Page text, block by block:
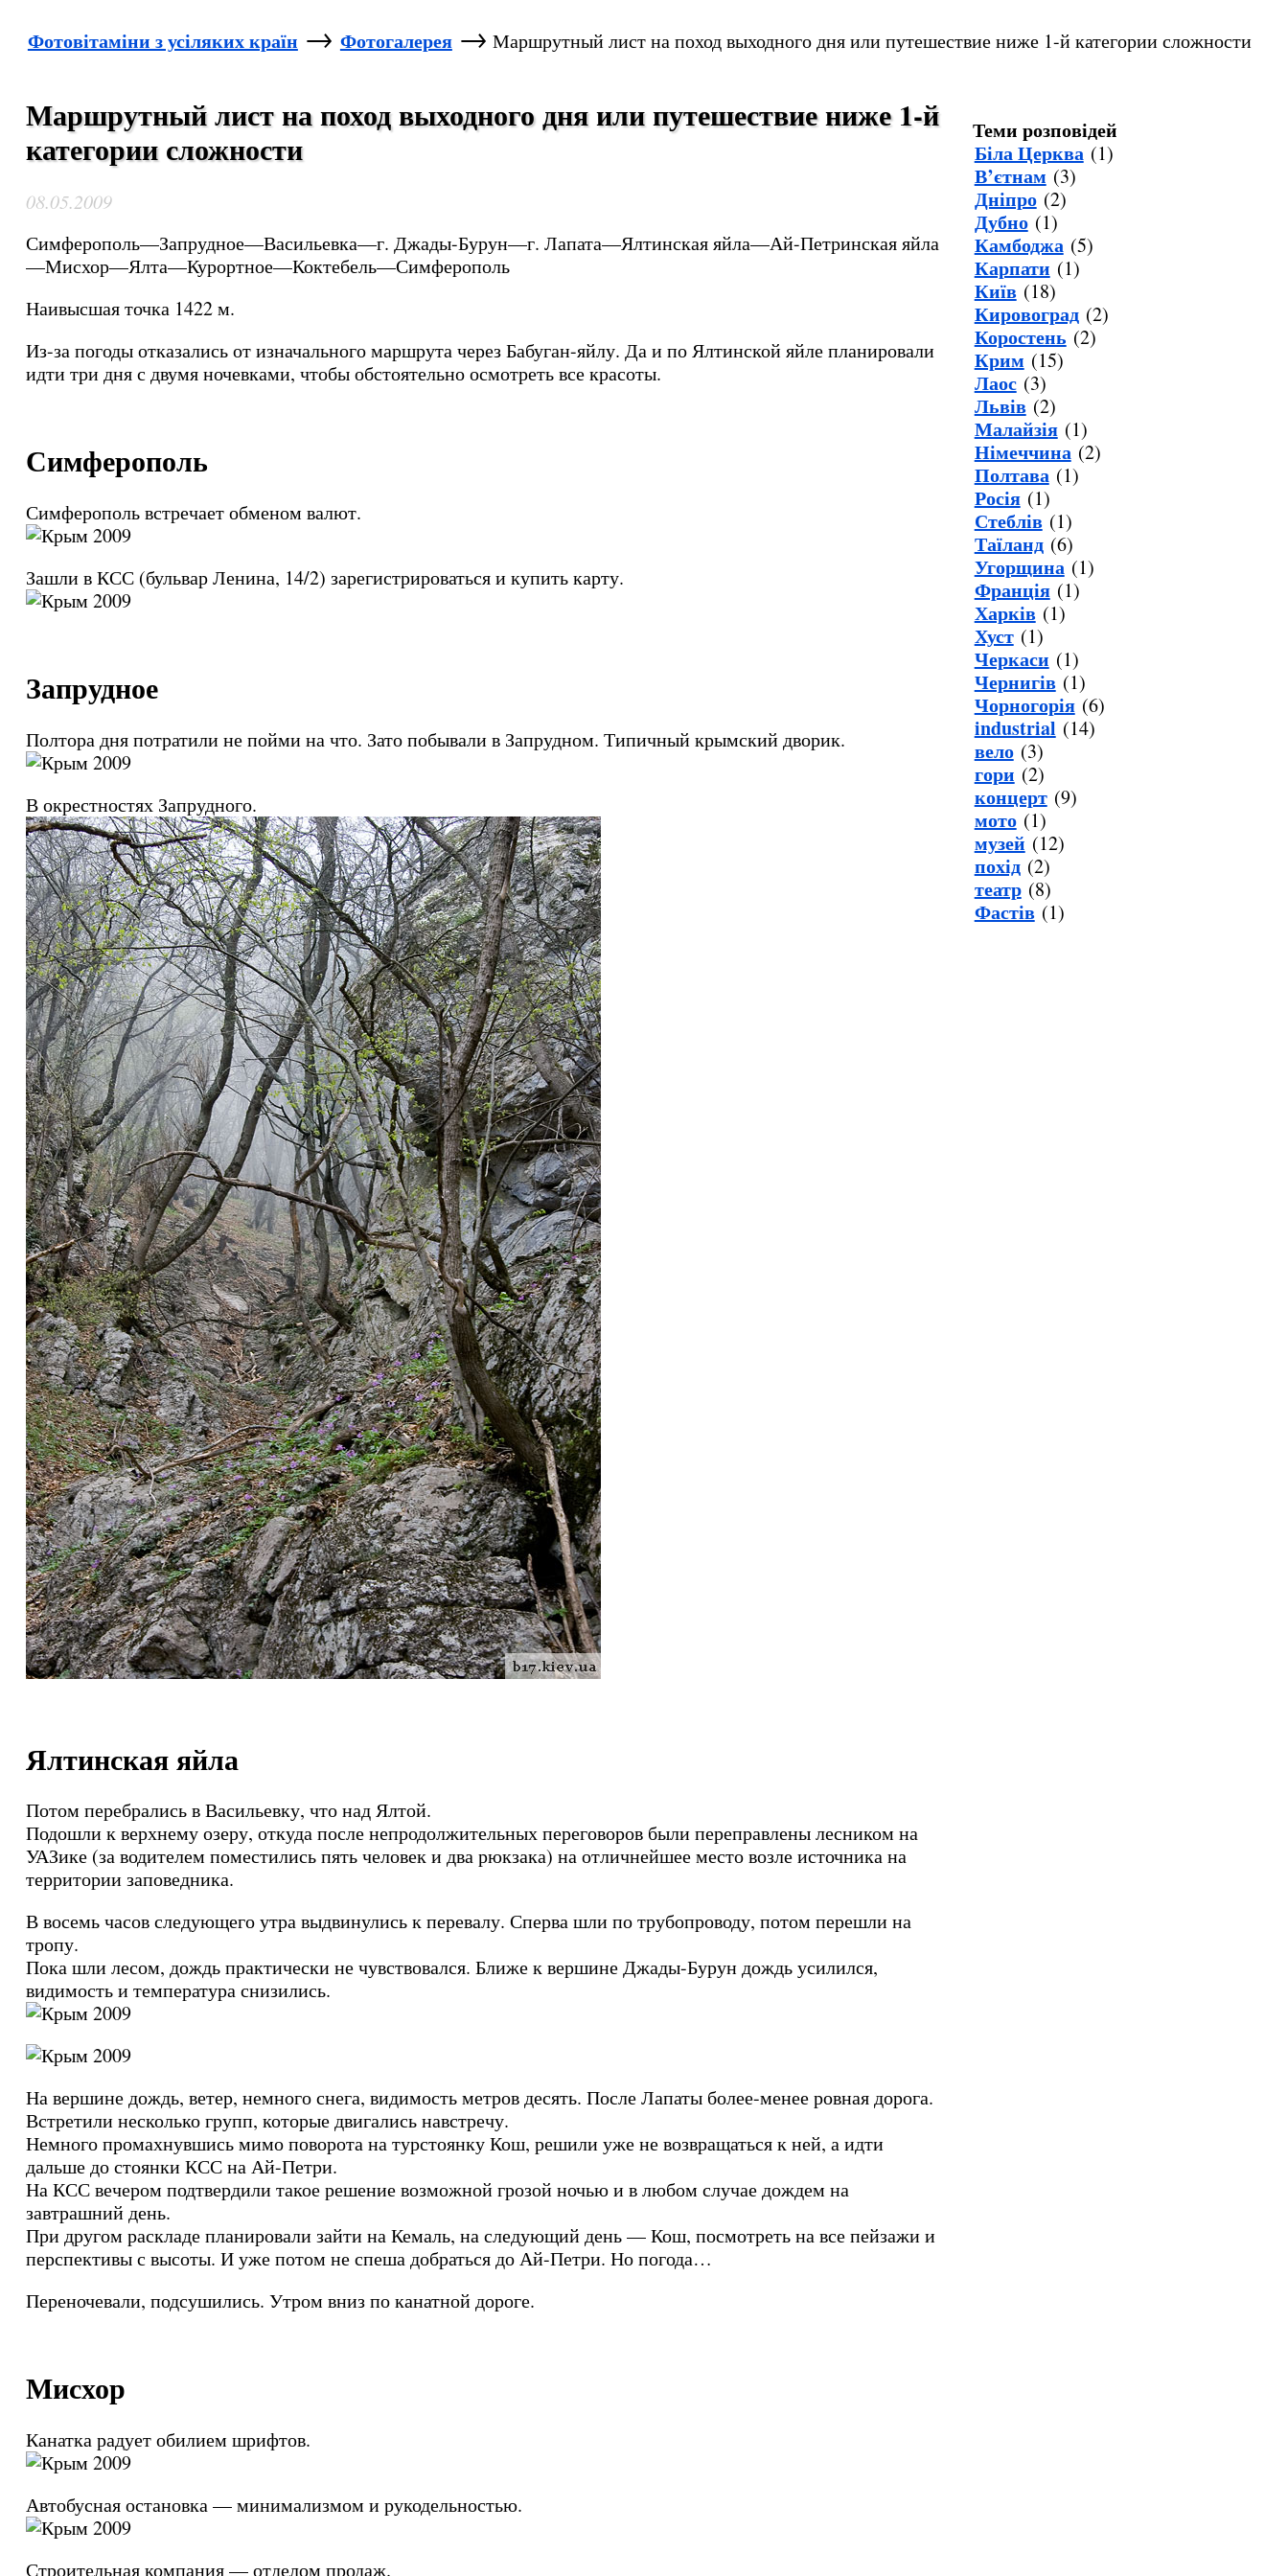
Фотовітаміни з усіляких країн → Фотогалерея → Маршрутный лист на поход выходного дня или путешествие ниже 1-й категории сложности
Маршрутный лист на поход выходного дня или путешествие ниже 1-й
категории сложности
08.05.2009
Симферополь—Запрудное—Васильевка—г. Джады-Бурун—г. Лапата—Ялтинская яйла—Ай-Петринская яйла
—Мисхор—Ялта—Курортное—Коктебель—Симферополь
Наивысшая точка 1422 м.
Из-за погоды отказались от изначального маршрута через Бабуган-яйлу. Да и по Ялтинской яйле планировали
идти три дня с двумя ночевками, чтобы обстоятельно осмотреть все красоты.
Симферополь
Симферополь встречает обменом валют.
Зашли в КСС (бульвар Ленина, 14/2) зарегистрироваться и купить карту.
Запрудное
Полтора дня потратили не пойми на что. Зато побывали в Запрудном. Типичный крымский дворик.
В окрестностях Запрудного.
Ялтинская яйла
Потом перебрались в Васильевку, что над Ялтой.
Подошли к верхнему озеру, откуда после непродолжительных переговоров были переправлены лесником на
УАЗике (за водителем поместились пять человек и два рюкзака) на отличнейшее место возле источника на
территории заповедника.
В восемь часов следующего утра выдвинулись к перевалу. Сперва шли по трубопроводу, потом перешли на
тропу.
Пока шли лесом, дождь практически не чувствовался. Ближе к вершине Джады-Бурун дождь усилился,
видимость и температура снизились.
На вершине дождь, ветер, немного снега, видимость метров десять. После Лапаты более-менее ровная дорога.
Встретили несколько групп, которые двигались навстречу.
Немного промахнувшись мимо поворота на турстоянку Кош, решили уже не возвращаться к ней, а идти
дальше до стоянки КСС на Ай-Петри.
На КСС вечером подтвердили такое решение возможной грозой ночью и в любом случае дождем на
завтрашний день.
При другом раскладе планировали зайти на Кемаль, на следующий день — Кош, посмотреть на все пейзажи и
перспективы с высоты. И уже потом не спеша добраться до Ай-Петри. Но погода…
Переночевали, подсушились. Утром вниз по канатной дороге.
Мисхор
Канатка радует обилием шрифтов.
Автобусная остановка — минимализмом и рукодельностью.
Строительная компания — отделом продаж.
Теми розповідей
Біла Церква (1)
В’єтнам (3)
Дніпро (2)
Дубно (1)
Камбоджа (5)
Карпати (1)
Київ (18)
Кировоград (2)
Коростень (2)
Крим (15)
Лаос (3)
Львів (2)
Малайзія (1)
Німеччина (2)
Полтава (1)
Росія (1)
Стеблів (1)
Таїланд (6)
Угорщина (1)
Франція (1)
Харків (1)
Хуст (1)
Черкаси (1)
Чернигів (1)
Чорногорія (6)
industrial (14)
вело (3)
гори (2)
концерт (9)
мото (1)
музей (12)
похід (2)
театр (8)
Фастів (1)